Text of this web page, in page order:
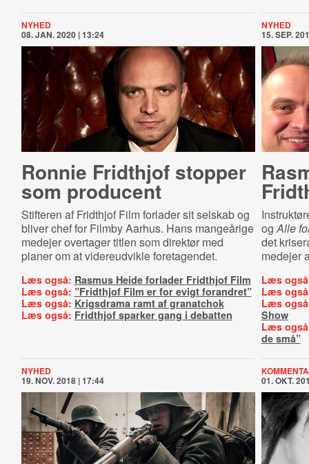
NYHED
08. JAN. 2020 | 13:24
Ronnie Fridthjof stopper
som producent
Stifteren af Fridthjof Film forlader sit selskab og
bliver chef for Filmby Aarhus. Hans mangeårige
medejer overtager titlen som direktør med
planer om at videreudvikle foretagendet.
Læs også: Rasmus Heide forlader Fridthjof Film
Læs også: ”Fridthjof Film er for evigt forandret”
Læs også: Krigsdrama ramt af granatchok
Læs også: Fridthjof sparker gang i debatten
NYHED
15. SEP.
ogAlle
det
medejer
Læs
Læs
Læs
Show
Læs
de små”
NYHED
19. NOV. 2018 | 17:44 01. OKT.